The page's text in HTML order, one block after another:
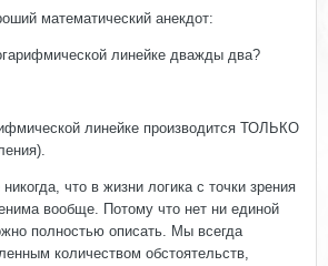
математический анекдот:
линейке дважды два?
линейке производится ТОЛЬКО
что в жизни логика с точки зрения
вообще. Потому что нет ни единой
полностью описать. Мы всегда
количеством обстоятельств,